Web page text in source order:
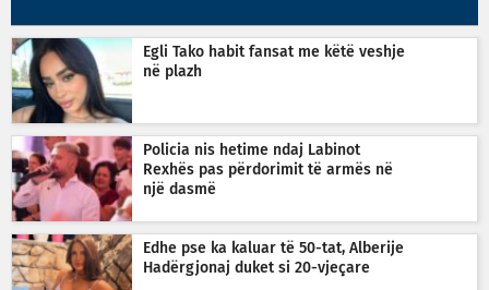
Egli Tako habit fansat me këtë veshje
në plazh
Policia nis hetime ndaj Labinot
Rexhës pas përdorimit të armës në
një dasmë
Edhe pse ka kaluar të 50-tat, Alberije
Hadërgjonaj duket si 20-vjeçare